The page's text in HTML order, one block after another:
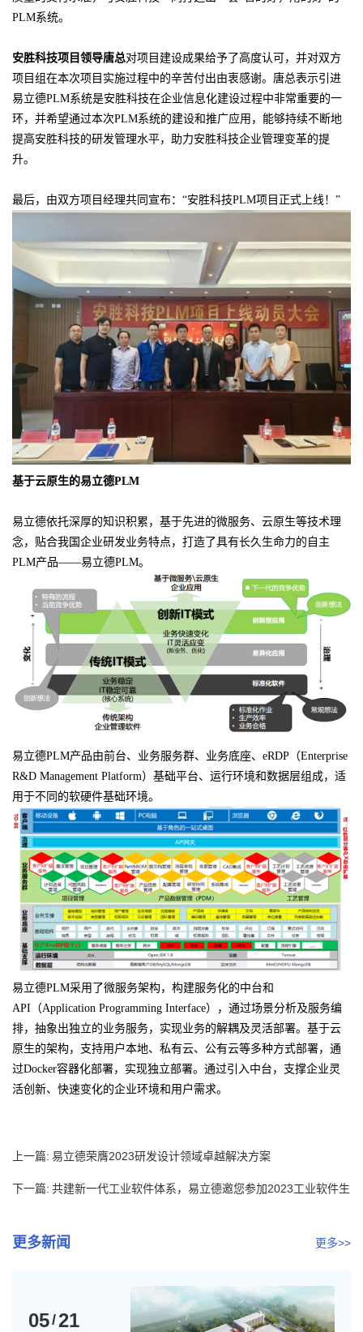
PLM系统。
安胜科技项目领导唐总对项目建设成果给予了高度认可，并对双方
项目组在本次项目实施过程中的辛苦付出由衷感谢。唐总表示引进
易立德PLM系统是安胜科技在企业信息化建设过程中非常重要的一
环，并希望通过本次PLM系统的建设和推广应用，能够持续不断地
提高安胜科技的研发管理水平，助力安胜科技企业管理变革的提
升。
最后，由双方项目经理共同宣布：“安胜科技PLM项目正式上线！”
基于云原生的易立德PLM
易立德依托深厚的知识积累，基于先进的微服务、云原生等技术理
念，贴合我国企业研发业务特点，打造了具有长久生命力的自主
PLM产品——易立德PLM。
易立德PLM产品由前台、业务服务群、业务底座、eRDP（Enterprise
R&D Management Platform）基础平台、运行环境和数据层组成，适
用于不同的软硬件基础环境。
易立德PLM采用了微服务架构，构建服务化的中台和
API（Application Programming Interface），通过场景分析及服务编
排，抽象出独立的业务服务，实现业务的解耦及灵活部署。基于云
原生的架构，支持用户本地、私有云、公有云等多种方式部署，通
过Docker容器化部署，实现独立部署。通过引入中台，支撑企业灵
活创新、快速变化的企业环境和用户需求。
上一篇: 易立德荣膺2023研发设计领域卓越解决方案
下一篇: 共建新一代工业软件体系，易立德邀您参加2023工业软件生
更多新闻 更多>>
05/21